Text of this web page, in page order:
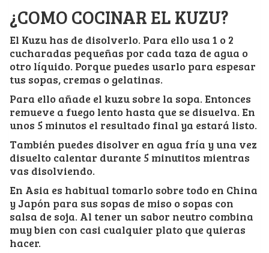
¿COMO COCINAR EL KUZU?
El Kuzu has de disolverlo. Para ello usa 1 o 2
cucharadas pequeñas por cada taza de agua o
otro líquido. Porque puedes usarlo para espesar
tus sopas, cremas o gelatinas.
Para ello añade el kuzu sobre la sopa. Entonces
remueve a fuego lento hasta que se disuelva. En
unos 5 minutos el resultado final ya estará listo.
También puedes disolver en agua fría y una vez
disuelto calentar durante 5 minutitos mientras
vas disolviendo.
En Asia es habitual tomarlo sobre todo en China
y Japón para sus sopas de miso o sopas con
salsa de soja. Al tener un sabor neutro combina
muy bien con casi cualquier plato que quieras
hacer.